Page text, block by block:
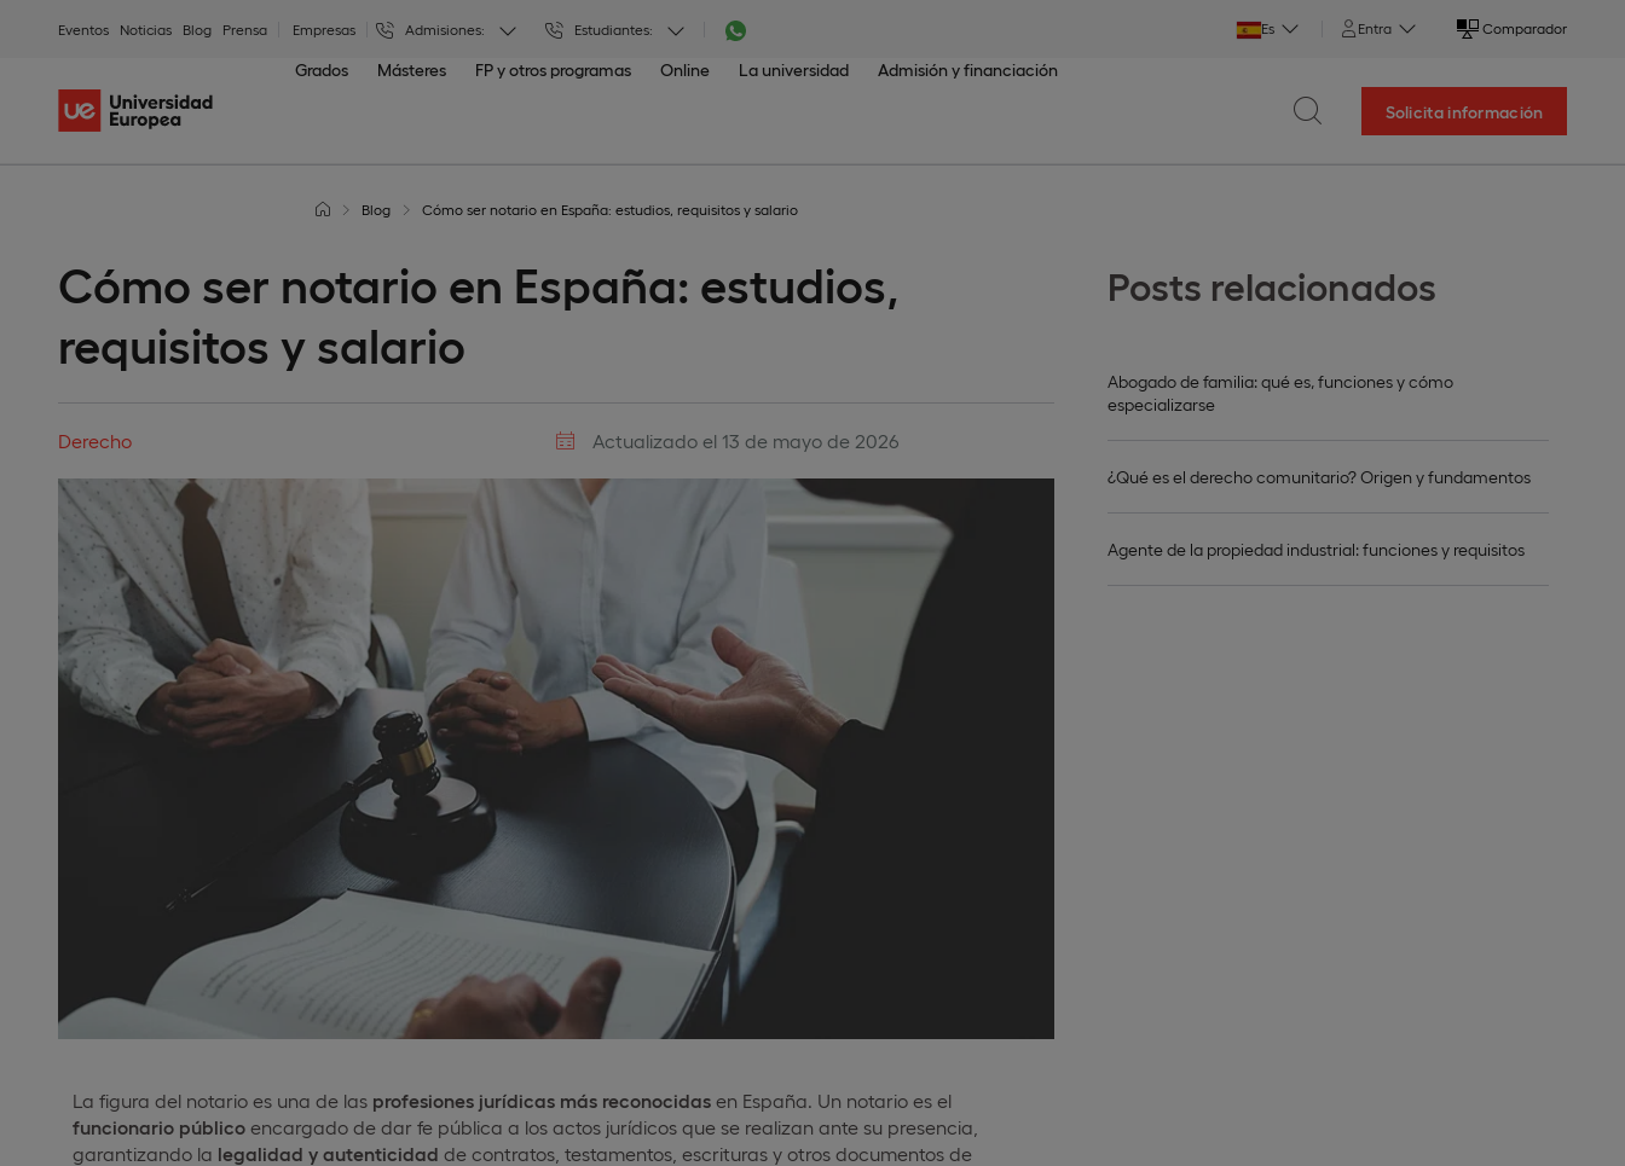
Eventos Noticias Blog Prensa Empresas Admisiones: Estudiantes: Es Entra Comparador
Grados Másteres FP y otros programas Online La universidad Admisión y financiación
Solicita información
Posts relacionados
Abogado de familia: qué es, funciones y cómo
especializarse
¿Qué es el derecho comunitario? Origen y fundamentos
Agente de la propiedad industrial: funciones y requisitos
Blog Cómo ser notario en España: estudios, requisitos y salario
Cómo ser notario en España: estudios,
requisitos y salario
Derecho Actualizado el 13 de mayo de 2026
La figura del notario es una de las profesiones jurídicas más reconocidas en España. Un notario es el
funcionario público encargado de dar fe pública a los actos jurídicos que se realizan ante su presencia,
garantizando la legalidad y autenticidad de contratos, testamentos, escrituras y otros documentos de